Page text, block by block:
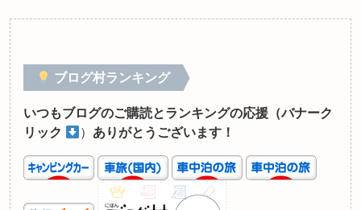
ブログ村ランキング
いつもブログのご購読とランキングの応援（バナーク
リック
） ありがとうございます！